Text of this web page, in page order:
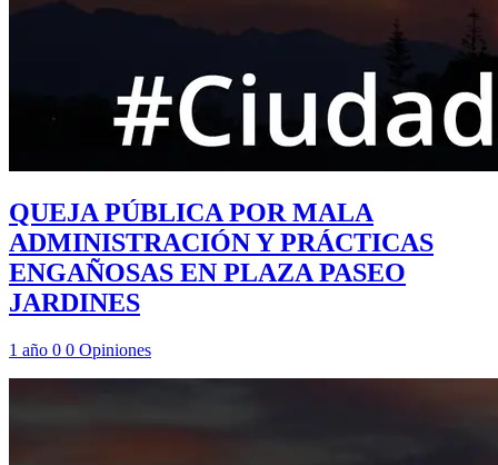
QUEJA PÚBLICA POR MALA
ADMINISTRACIÓN Y PRÁCTICAS
ENGAÑOSAS EN PLAZA PASEO
JARDINES
1 año 0 0 Opiniones